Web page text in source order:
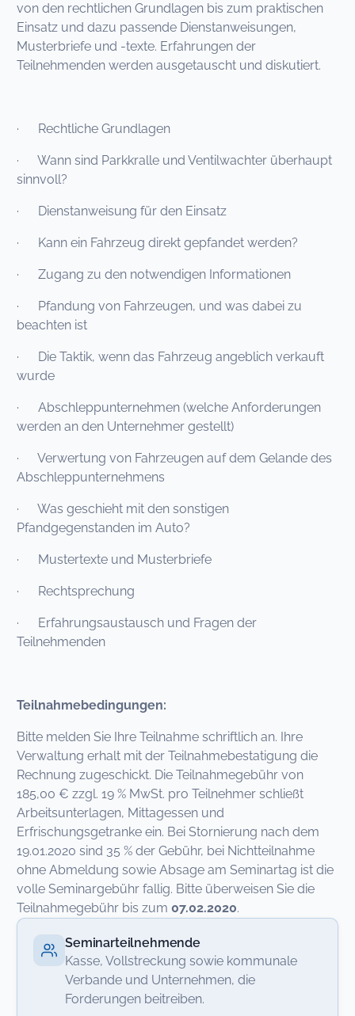
von den rechtlichen Grundlagen bis zum praktischen
Einsatz und dazu passende Dienstanweisungen,
Musterbriefe und -texte. Erfahrungen der
Teilnehmenden werden ausgetauscht und diskutiert.
· Rechtliche Grundlagen
· Wann sind Parkkralle und Ventilwachter überhaupt
sinnvoll?
· Dienstanweisung für den Einsatz
· Kann ein Fahrzeug direkt gepfandet werden?
· Zugang zu den notwendigen Informationen
· Pfandung von Fahrzeugen, und was dabei zu
beachten ist
· Die Taktik, wenn das Fahrzeug angeblich verkauft
wurde
· Abschleppunternehmen (welche Anforderungen
werden an den Unternehmer gestellt)
· Verwertung von Fahrzeugen auf dem Gelande des
Abschleppunternehmens
· Was geschieht mit den sonstigen
Pfandgegenstanden im Auto?
· Mustertexte und Musterbriefe
· Rechtsprechung
· Erfahrungsaustausch und Fragen der
Teilnehmenden
Teilnahmebedingungen:
Bitte melden Sie Ihre Teilnahme schriftlich an. Ihre
Verwaltung erhalt mit der Teilnahmebestatigung die
Rechnung zugeschickt. Die Teilnahmegebühr von
185,00 € zzgl. 19 % MwSt. pro Teilnehmer schließt
Arbeitsunterlagen, Mittagessen und
Erfrischungsgetranke ein. Bei Stornierung nach dem
19.01.2020 sind 35 % der Gebühr, bei Nichtteilnahme
ohne Abmeldung sowie Absage am Seminartag ist die
volle Seminargebühr fallig. Bitte überweisen Sie die
Teilnahmegebühr bis zum 07.02.2020.
Seminarteilnehmende
Kasse, Vollstreckung sowie kommunale
Verbande und Unternehmen, die
Forderungen beitreiben.